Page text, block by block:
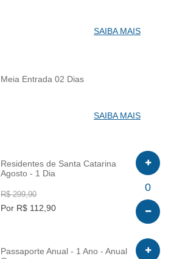
SAIBA MAIS
Meia Entrada 02 Dias
SAIBA MAIS
Residentes de Santa Catarina
Agosto - 1 Dia
R$ 299,90
Por R$ 112,90
0
Passaporte Anual - 1 Ano - Anual